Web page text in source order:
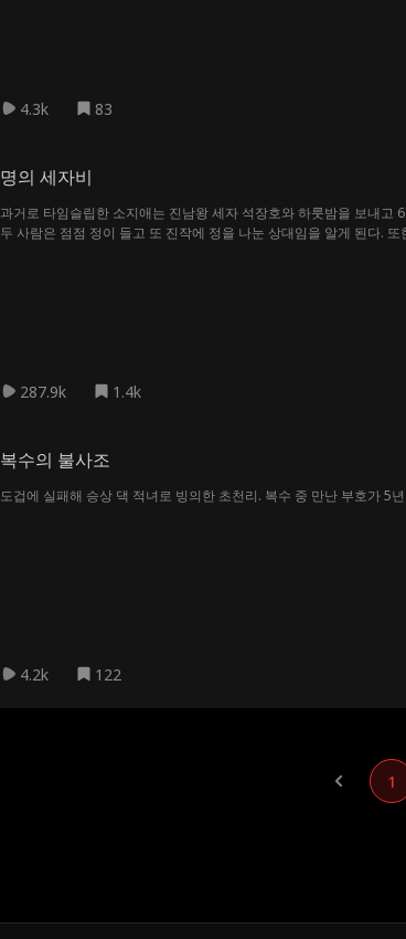
4.3k 83
명의 세자비
과거로 타임슬립한 소지애는 진남왕 세자 석장호와 하룻밤을 보내고
두 사람은 점점 정이 들고 또 진작에 정을 나눈 상대임을 알게 된다.
287.9k 1.4k
복수의 불사조
도겁에 실패해 승상 댁 적녀로 빙의한 초천리. 복수 중 만난 부호가 5
4.2k 122
1